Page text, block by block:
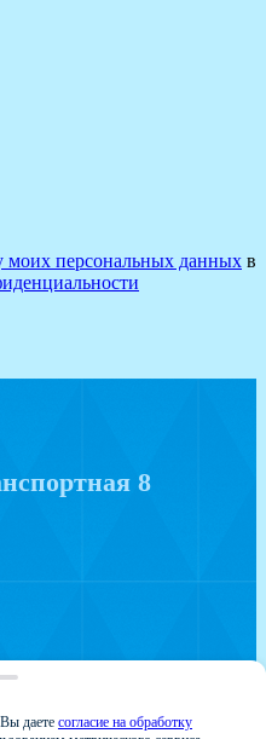
моих персональных данных в
8
даете согласие на обработку